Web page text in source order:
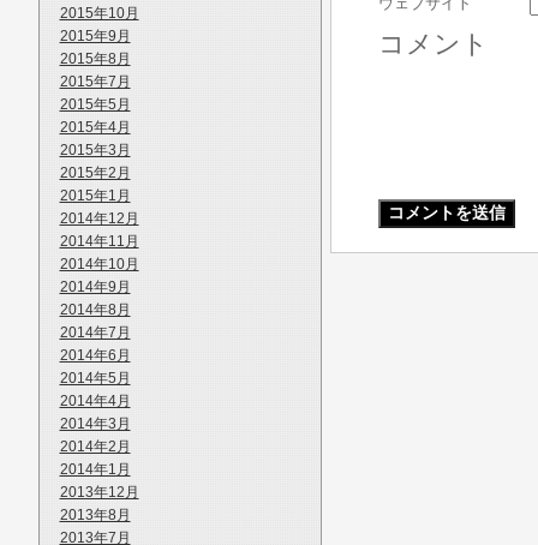
2015年10月
2015年9月
2015年8月
2015年7月
2015年5月
2015年4月
2015年3月
2015年2月
2015年1月
2014年12月
2014年11月
2014年10月
2014年9月
2014年8月
2014年7月
2014年6月
2014年5月
2014年4月
2014年3月
2014年2月
2014年1月
2013年12月
2013年8月
2013年7月
コメント